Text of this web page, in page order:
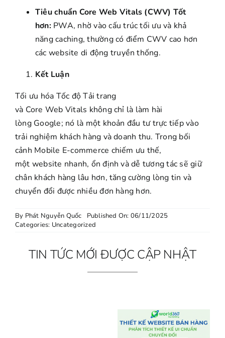
Tiêu chuẩn Core Web Vitals (CWV) Tốt
hơn:PWA, nhờ vào cấu trúc tối ưu và khả
năng caching, thường có điểm CWV cao hơn
các website di động truyền thống.
Kết Luận
Tối ưu hóa Tốc độ Tải trang
và Core Web Vitals không chỉ là làm hài
lòng Google; nó là một khoản đầu tư trực tiếp vào
trải nghiệm khách hàng và doanh thu. Trong bối
cảnh Mobile E-commerce chiếm ưu thế,
một website nhanh, ổn định và dễ tương tác sẽ giữ
chân khách hàng lâu hơn, tăng cường lòng tin và
chuyển đổi được nhiều đơn hàng hơn.
By Phát Nguyễn Quốc
Published On: 06/11/2025
Categories: Uncategorized
TIN TỨC MỚI ĐƯỢC CẬP NHẬT
Thông báo